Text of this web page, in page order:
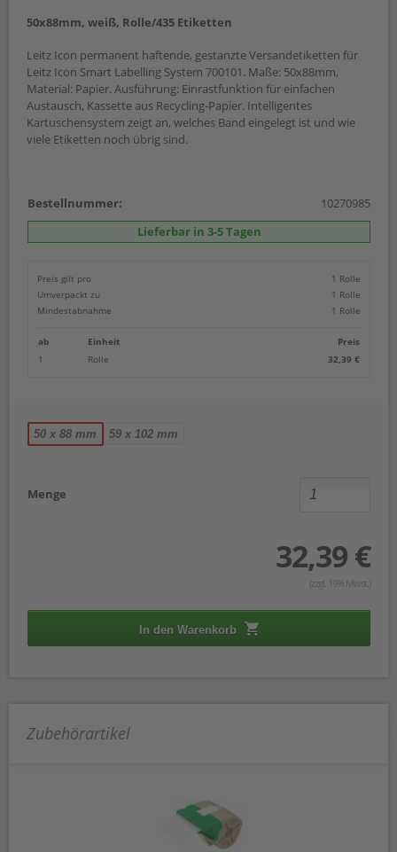
50x88mm, weiß, Rolle/435 Etiketten
Leitz Icon permanent haftende, gestanzte Versandetiketten für
Leitz Icon Smart Labelling System 700101. Maße: 50x88mm,
Material: Papier. Ausführung: Einrastfunktion für einfachen
Austausch, Kassette aus Recycling-Papier. Intelligentes
Kartuschensystem zeigt an, welches Band eingelegt ist und wie
viele Etiketten noch übrig sind.
Bestellnummer:
10270985
Lieferbar in 3-5 Tagen
Preis gilt pro
1 Rolle
Umverpackt zu
1 Rolle
Mindestabnahme
1 Rolle
ab Einheit
Preis
1
Rolle 32,39 €
50 x 88 mm 59 x 102 mm
Menge
32,39 €
(zzgl. 19% Mwst.)
In den Warenkorb
Zubehörartikel